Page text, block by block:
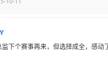
下个赛事再来，但选择成全，感动